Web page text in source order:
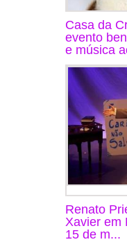
Casa da
evento
e música
Renato
Xavier em
15 de m...